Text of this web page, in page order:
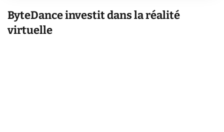
ByteDance investit dans la réalité
virtuelle